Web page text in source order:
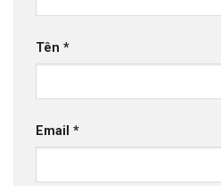
Tên *
Email *